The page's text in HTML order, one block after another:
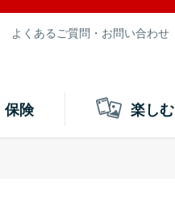
よくあるご質問・お問い合わせ
保険 楽しむ